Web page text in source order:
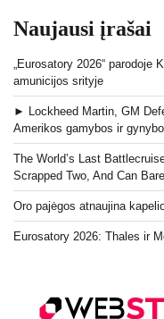
Naujausi įrašai
„Eurosatory 2026“ parodoje
amunicijos srityje
► Lockheed Martin, GM
Amerikos gamybos ir
The World’s Last
Scrapped Two, And Can
Oro pajėgos atnaujina
Eurosatory 2026: Thales ir